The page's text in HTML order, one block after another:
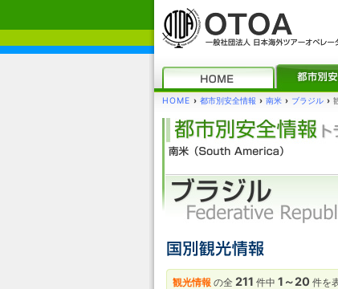
HOME › 都市別安全情報 › 南米 › ブラジル ›
観光情報 の全 211 件中 1～20 件を